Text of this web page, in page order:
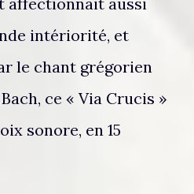
intériorité, et
le chant grégorien
ce « Via Crucis »
sonore, en 15